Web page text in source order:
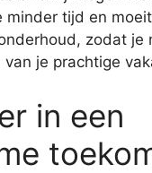
minder tijd en
zodat je
je prachtige
in een